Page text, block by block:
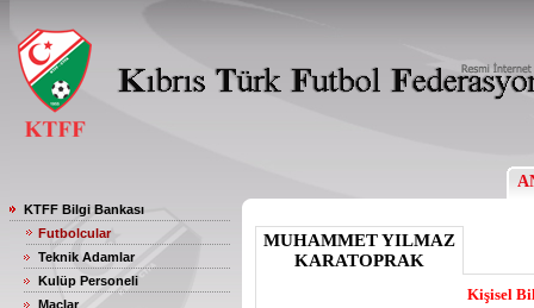
KTFF Bilgi Bankası
Futbolcular
Teknik Adamlar
Kulüp Personeli
Maçlar
MUHAMMET YILMAZ
KARATOPRAK
Kişisel